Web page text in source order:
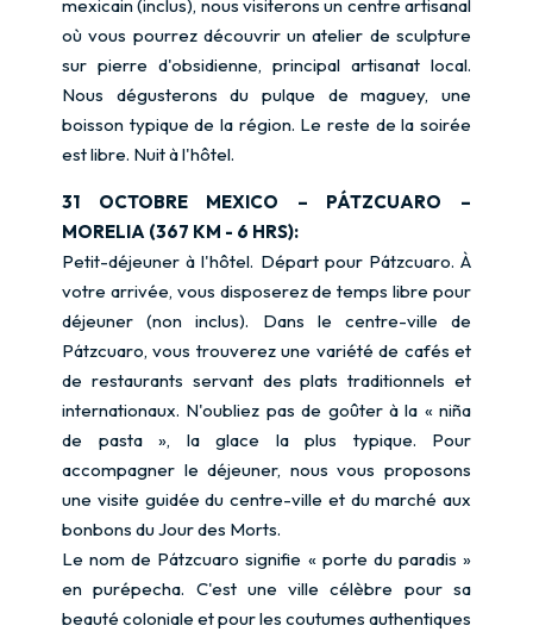
mexicain (inclus), nous visiterons un centre artisanal
où vous pourrez découvrir un atelier de sculpture
sur pierre d'obsidienne, principal artisanat local.
Nous dégusterons du pulque de maguey, une
boisson typique de la région. Le reste de la soirée
est libre. Nuit à l'hôtel.
31 OCTOBRE MEXICO – PÁTZCUARO –
MORELIA (367 KM - 6 HRS):
Petit-déjeuner à l'hôtel. Départ pour Pátzcuaro. À
votre arrivée, vous disposerez de temps libre pour
déjeuner (non inclus). Dans le centre-ville de
Pátzcuaro, vous trouverez une variété de cafés et
de restaurants servant des plats traditionnels et
internationaux. N'oubliez pas de goûter à la « niña
de pasta », la glace la plus typique. Pour
accompagner le déjeuner, nous vous proposons
une visite guidée du centre-ville et du marché aux
bonbons du Jour des Morts.
Le nom de Pátzcuaro signifie « porte du paradis »
en purépecha. C'est une ville célèbre pour sa
beauté coloniale et pour les coutumes authentiques